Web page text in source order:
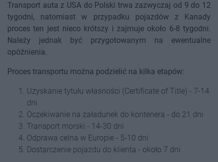
Transport auta z USA do Polski trwa zazwyczaj od 9 do 12
tygodni, natomiast w przypadku pojazdów z Kanady
proces ten jest nieco krótszy i zajmuje około 6-8 tygodni.
Należy jednak być przygotowanym na ewentualne
opóźnienia.
Proces transportu można podzielić na kilka etapów:
Uzyskanie tytułu własności (Certificate of Title) - 7-14
dni
Oczekiwanie na załadunek do kontenera - do 21 dni
Transport morski - 14-30 dni
Odprawa celna w Europie - 5-10 dni
Dostarczenie pojazdu do klienta - około 7 dni